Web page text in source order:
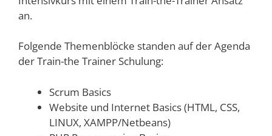
an.
Folgende Themenblöcke standen auf der Agenda
der Train-the Trainer Schulung:
Scrum Basics
Website und Internet Basics (HTML, CSS,
LINUX, XAMPP/Netbeans)